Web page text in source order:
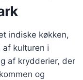
indiske køkken,
kulturen i
af krydderier, der
og